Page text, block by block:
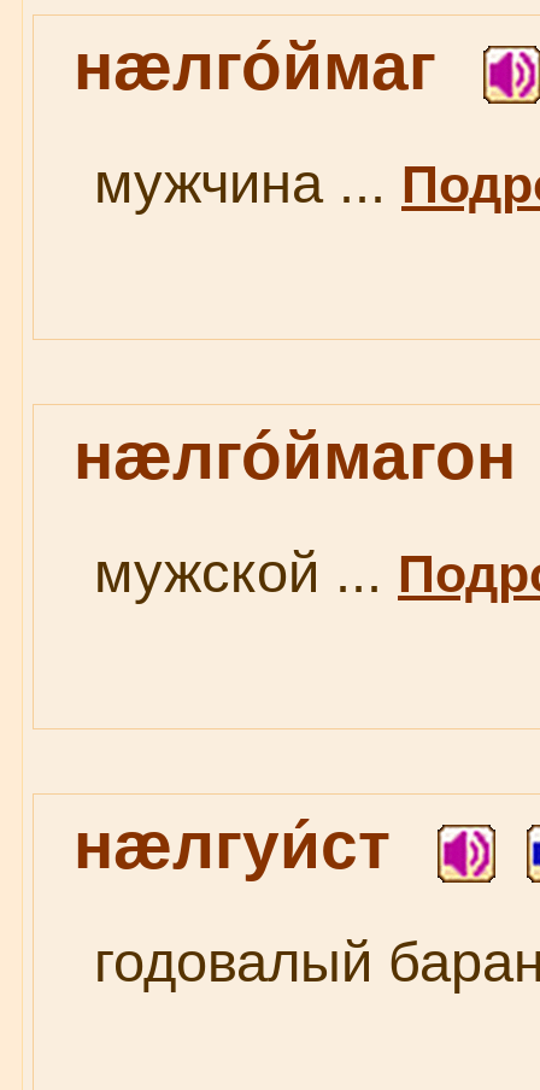
нæлго́ймаг
мужчина ...
нæлго́ймагон
мужской ...
нæлгуи́ст
годовалый